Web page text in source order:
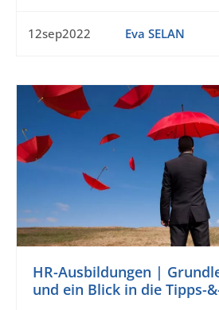
12sep2022 Eva SELAN
HR-Ausbildungen |
und ein Blick in die Tipps-